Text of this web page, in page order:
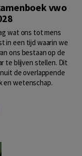
vwo
wat ons tot mens
in een tijd waarin we
ons bestaan op de
te blijven stellen. Dit
de overlappende
en wetenschap.